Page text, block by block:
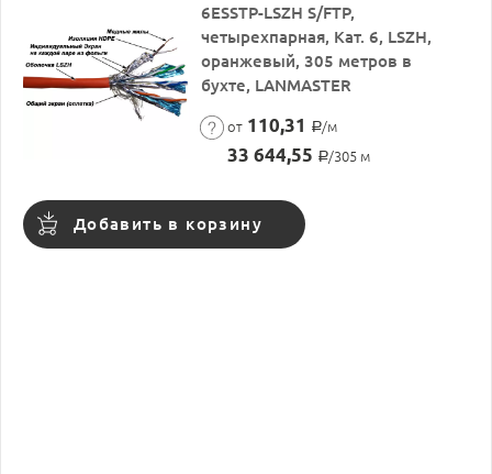
6ESSTP-LSZH S/FTP,
четырехпарная, Кат. 6, LSZH,
оранжевый, 305 метров в
бухте, LANMASTER
от 110,31 Р/м
33 644,55 Р/305 м
Добавить в корзину